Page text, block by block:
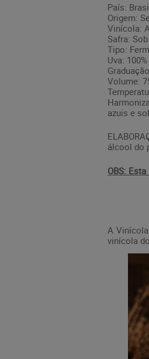
País:
Origem:
Vinícola:
Safra:
Tipo:
Uva:
Volume:
azuis e
álcool do
OBS:
A
vinícola